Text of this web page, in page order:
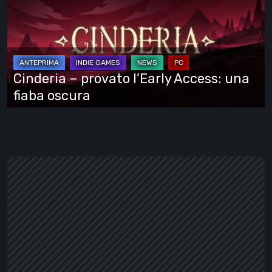
provato
l’Early
Access:
una
fiaba
oscura
Cinderia – provato l’Early Access: una
fiaba oscura